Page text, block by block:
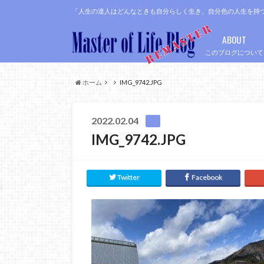
「人生の達人はどんなときも自分らしく生き、自分色の人生を持
このブログについて
ABOUT
ホーム IMG_9742.JPG
2022.02.04
IMG_9742.JPG
Twitter Facebook